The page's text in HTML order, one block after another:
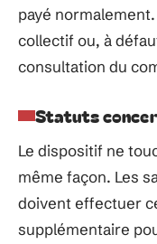
payé
collectif ou, à
consultation du
Statuts
Le dispositif ne
même façon. Les
doivent effectuer
supplémentaire